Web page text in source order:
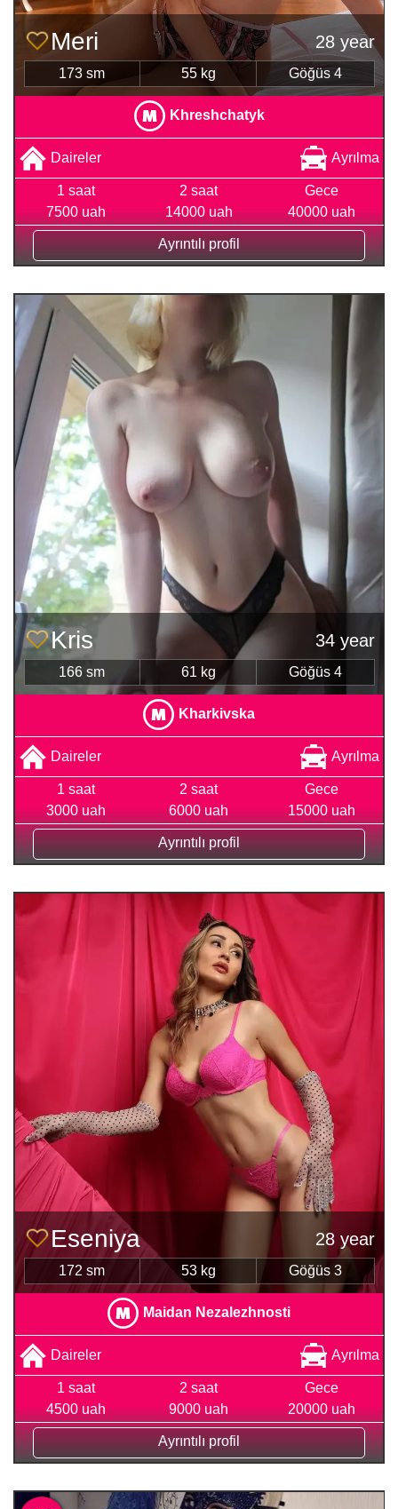
Meri 28 year
173 sm 55 kg Göğüs 4
Khreshchatyk
Daireler Ayrılma
1 saat
7500 uah
2 saat
14000 uah
Gece
40000 uah
Ayrıntılı profil
Kris 34 year
166 sm 61 kg Göğüs 4
Kharkivska
Daireler Ayrılma
1 saat
3000 uah
2 saat
6000 uah
Gece
15000 uah
Ayrıntılı profil
Eseniya 28 year
172 sm 53 kg Göğüs 3
Maidan Nezalezhnosti
Daireler Ayrılma
1 saat
4500 uah
2 saat
9000 uah
Gece
20000 uah
Ayrıntılı profil